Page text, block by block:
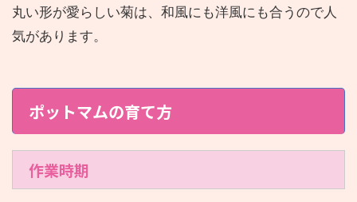
丸い形が愛らしい菊は、和風にも洋風にも合うので人
気があります。
ポットマムの育て方
作業時期